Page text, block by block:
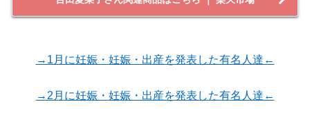
→1月に妊娠・妊娠・出産を発表した有名人達←
→2月に妊娠・妊娠・出産を発表した有名人達←